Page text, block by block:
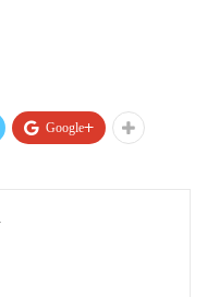
Google+